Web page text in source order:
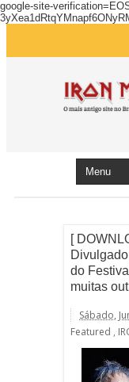
google-site-
[
do
muitas
Sábado,
Featured ,